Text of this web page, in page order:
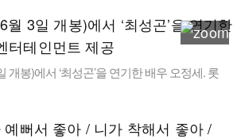
개봉)에서 ‘최성곤’을 연기한 배우 오정세. 롯
예뻐서 좋아 / 니가 착해서 좋아 /